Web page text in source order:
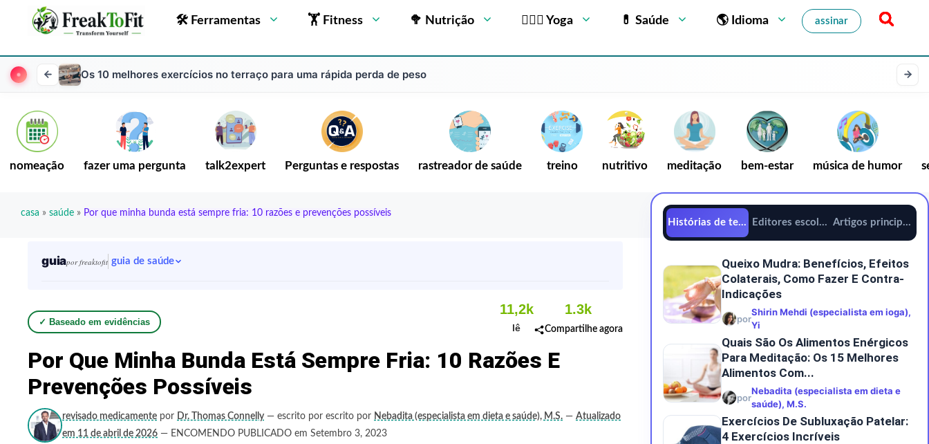
🛠 Ferramentas 🏋 Fitness 🥦 Nutrição 🧘🏻‍♂️ Yoga 💊 Saúde 🌎 Idioma assinar
Os 10 melhores exercícios no terraço para uma rápida perda de peso
nomeação fazer uma pergunta talk2expert Perguntas e respostas rastreador de saúde treino nutritivo meditação bem-estar música de humor
casa » saúde » Por que minha bunda está sempre fria: 10 razões e prevenções possíveis
guiapor freaktofit guia de saúde
✓ Baseado em evidências
11,2k
lê
1.3k
Compartilhe agora
Por Que Minha Bunda Está Sempre Fria: 10 Razões E
Prevenções Possíveis
revisado medicamente por Dr. Thomas Connelly — escrito por escrito por Nebadita (especialista em dieta e saúde), M.S. — Atualizado
em 11 de abril de 2026 — ENCOMENDO PUBLICADO em Setembro 3, 2023
Histórias de tendênciasEditores escolhemArtigos principais
Queixo Mudra: Benefícios, Efeitos
Colaterais, Como Fazer E Contra-
Indicações
por
Shirin Mehdi (especialista em ioga),
Yi
Quais São Os Alimentos Enérgicos
Para Meditação: Os 15 Melhores
Alimentos Com...
por
Nebadita (especialista em dieta e
saúde), M.S.
Exercícios De Subluxação Patelar:
4 Exercícios Incríveis